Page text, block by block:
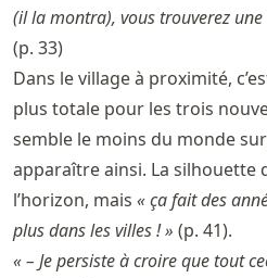
(il la montra), vous trouverez
(p. 33)
Dans le village à proximité,
plus totale pour les trois
semble le moins du monde
apparaître ainsi. La silhouette
l’horizon, mais « ça fait des
plus dans les villes ! » (p. 41).
« – Je persiste à croire que tout